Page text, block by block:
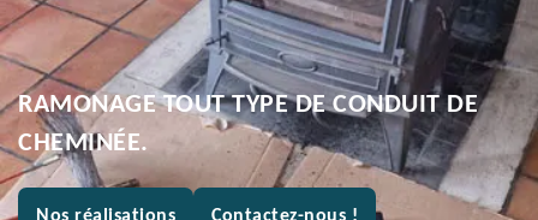
RAMONAGE TOUT TYPE DE CONDUIT DE
CHEMINÉE.